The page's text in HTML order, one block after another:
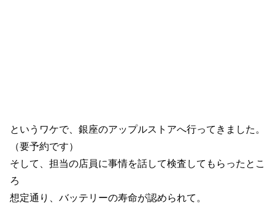
というワケで、銀座のアップルストアへ行ってきました。
（要予約です）
そして、担当の店員に事情を話して検査してもらったとこ
ろ
想定通り、バッテリーの寿命が認められて。